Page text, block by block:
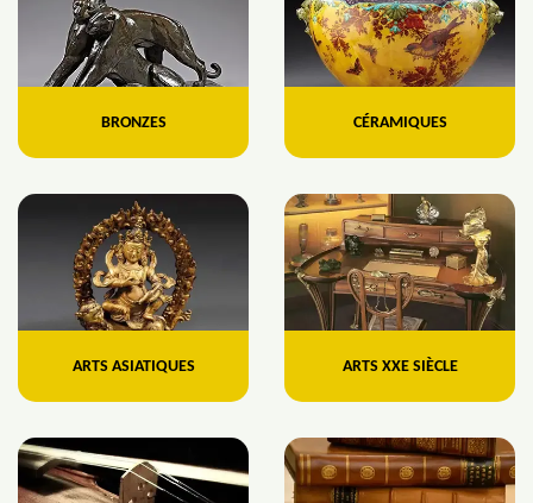
BRONZES CÉRAMIQUES
ARTS ASIATIQUES ARTS XXE SIÈCLE